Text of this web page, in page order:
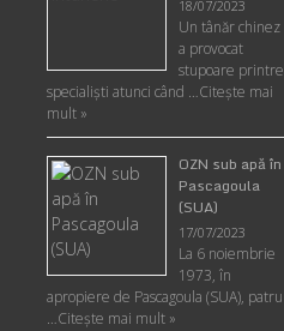
18/07/2023
Un tânăr chinez
a provocat
stupoare printre
specialişti atunci când …Citește mai
mult »
OZN sub apă în
Pascagoula
(SUA)
17/07/2023
La 6 noiembrie
1973, în
apropiere de Pascagoula (SUA), patru
…Citește mai mult »